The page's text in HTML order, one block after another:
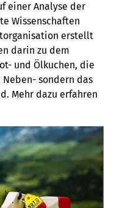
einer Analyse der
Wissenschaften
erstellt
darin zu dem
und Ölkuchen, die
sondern das
Mehr dazu erfahren